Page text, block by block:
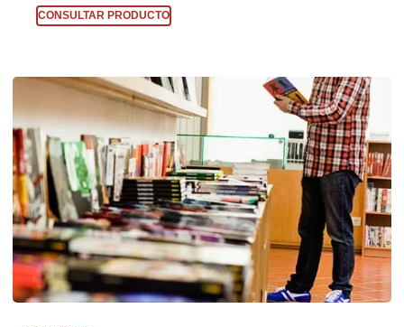
CONSULTAR PRODUCTO